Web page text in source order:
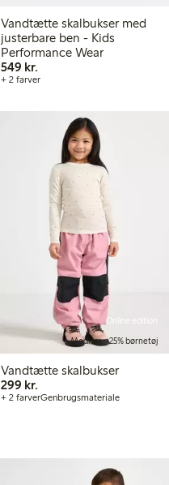
Vandtætte skalbukser med
justerbare ben - Kids
Performance Wear
549 kr.549,00 kr.
+ 2 farver
Online edition
Medlem: -25% børnetøj
Vandtætte skalbukser
299 kr.299,00 kr.
+ 2 farverGenbrugsmateriale